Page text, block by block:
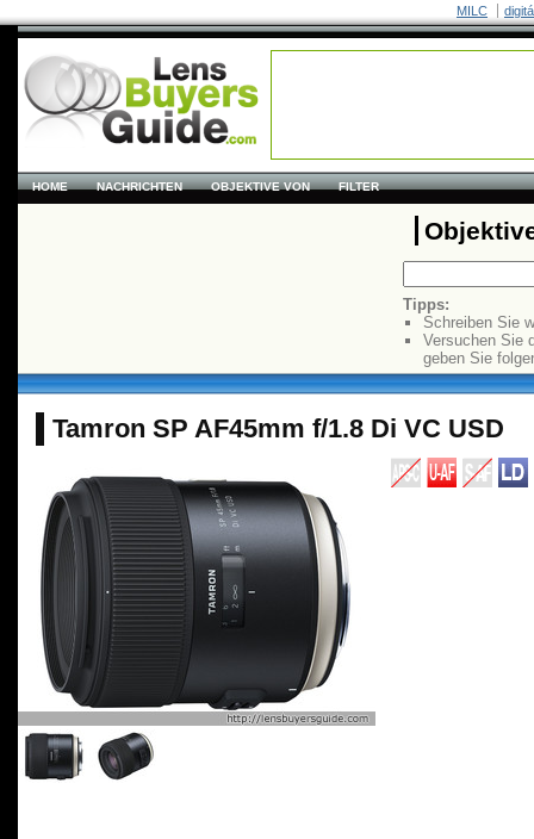
MILC
HOME NACHRICHTEN OBJEKTIVE VON FILTER
Tipps:
Schreiben Sie
Versuchen Sie
geben Sie
Tamron SP AF45mm f/1.8 Di VC USD